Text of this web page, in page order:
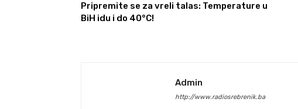
Pripremite se za vreli talas: Temperature u
BiH idu i do 40°C!
Admin
http://www.radiosrebrenik.ba